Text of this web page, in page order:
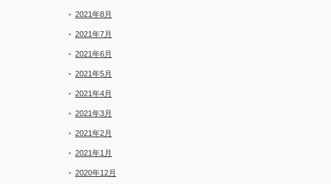
2021年8月
2021年7月
2021年6月
2021年5月
2021年4月
2021年3月
2021年2月
2021年1月
2020年12月